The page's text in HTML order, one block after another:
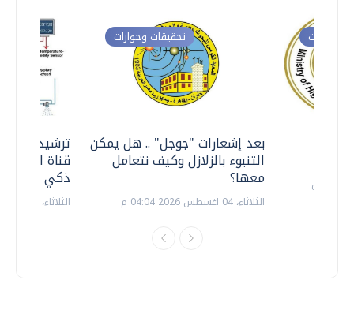
ترشيدا
قناة
ذكي
الثلاثاء، 14 يوليو 2026 06:11 م
تحقيقات وحوارات
بعد إشعارات "جوجل" .. هل يمكن
التنبوء بالزلازل وكيف نتعامل
معها؟
الثلاثاء، 04 اغسطس 2026 04:04 م
وحوارات